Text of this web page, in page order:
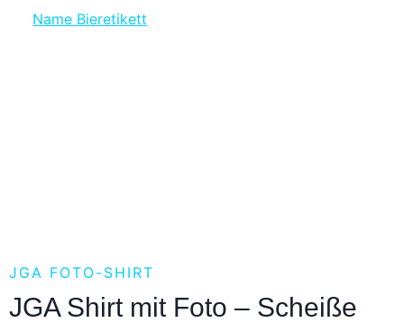
JGA FOTO-SHIRT
JGA Shirt mit Foto – Scheiße